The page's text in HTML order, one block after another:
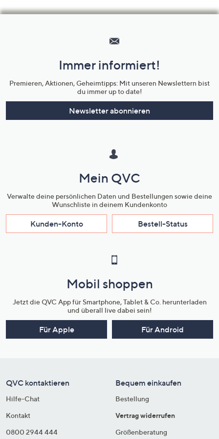
Unternehmensinformationen
Immer informiert!
Premieren, Aktionen, Geheimtipps: Mit unseren Newslettern bist
du immer up to date!
Newsletter abonnieren
Mein QVC
Verwalte deine persönlichen Daten und Bestellungen sowie deine
Wunschliste in deinem Kundenkonto
Kunden-Konto Bestell-Status
Mobil shoppen
Jetzt die QVC App für Smartphone, Tablet & Co. herunterladen
und überall live dabei sein!
Für Apple Für Android
QVC kontaktieren
Hilfe-Chat
Kontakt
0800 2944 444
Bequem einkaufen
Bestellung
Vertrag widerrufen
Größenberatung